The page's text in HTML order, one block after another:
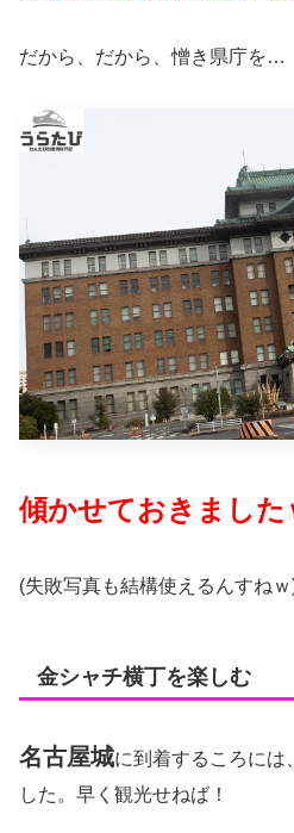
だから、だから、憎き県庁を…
傾かせておきました
(失敗写真も結構使えるんすね
金シャチ横丁を楽しむ
名古屋城に到着するころには
した。早く観光せねば！